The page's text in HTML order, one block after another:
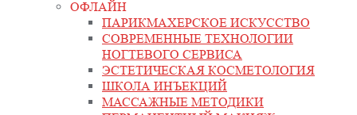
ОФЛАЙН
ПАРИКМАХЕРСКОЕ ИСКУССТВО
СОВРЕМЕННЫЕ ТЕХНОЛОГИИ
НОГТЕВОГО СЕРВИСА
ЭСТЕТИЧЕСКАЯ КОСМЕТОЛОГИЯ
ШКОЛА ИНЪЕКЦИЙ
МАССАЖНЫЕ МЕТОДИКИ